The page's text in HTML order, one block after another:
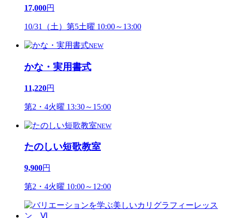
17,000円
10/31（土）第5土曜 10:00～13:00
NEW
かな・実用書式
11,220円
第2・4火曜 13:30～15:00
NEW
たのしい短歌教室
9,900円
第2・4火曜 10:00～12:00